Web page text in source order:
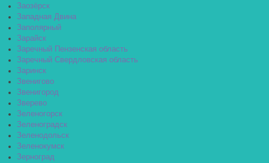
Заозёрск
Западная Двина
Заполярный
Зарайск
Заречный Пензенская область
Заречный Свердловская область
Заринск
Звенигово
Звенигород
Зверево
Зеленогорск
Зеленоградск
Зеленодольск
Зеленокумск
Зерноград